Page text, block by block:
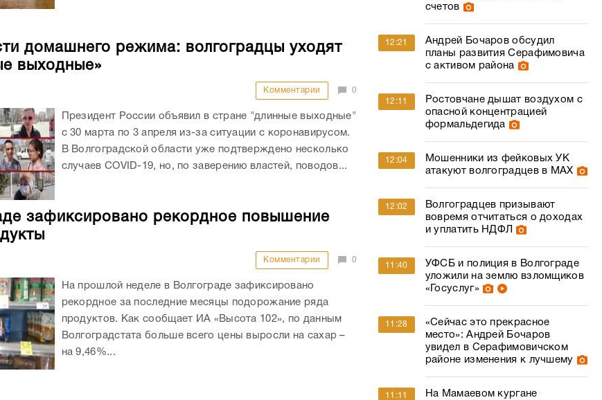
домашнего режима: волгоградцы уходят
выходные»
Комментарии 0
Президент России объявил в стране "длинные выходные"
с 30 марта по 3 апреля из-за ситуации с коронавирусом.
В Волгоградской области уже подтверждено несколько
случаев COVID-19, но, по заверению властей, поводов...
зафиксировано рекордное повышение
Комментарии 0
На прошлой неделе в Волгограде зафиксировано
рекордное за последние месяцы подорожание ряда
продуктов. Как сообщает ИА «Высота 102», по данным
Волгоградстата больше всего цены выросли на сахар –
на 9,46%...
счетов
12:21
Андрей Бочаров обсудил
планы развития Серафимовича
с активом района
12:11
Ростовчане дышат воздухом с
опасной концентрацией
формальдегида
12:04
Мошенники из фейковых УК
атакуют волгоградцев в МАХ
12:02
Волгоградцев призывают
вовремя отчитаться о доходах
и уплатить НДФЛ
11:40
УФСБ и полиция в Волгограде
уложили на землю взломщиков
«Госуслуг»
11:28
«Сейчас это прекрасное
место»: Андрей Бочаров
увидел в Серафимовичском
районе изменения к лучшему
11:11
На Мамаевом кургане